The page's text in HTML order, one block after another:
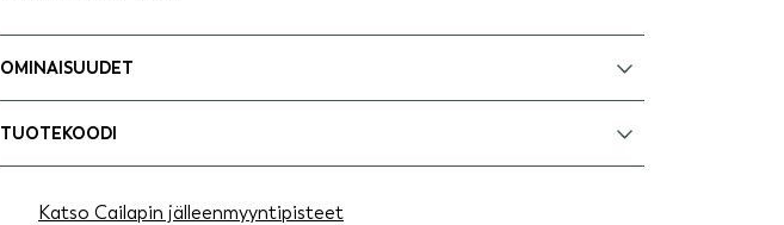
OMINAISUUDET
TUOTEKOODI
Katso Cailapin jälleenmyyntipisteet